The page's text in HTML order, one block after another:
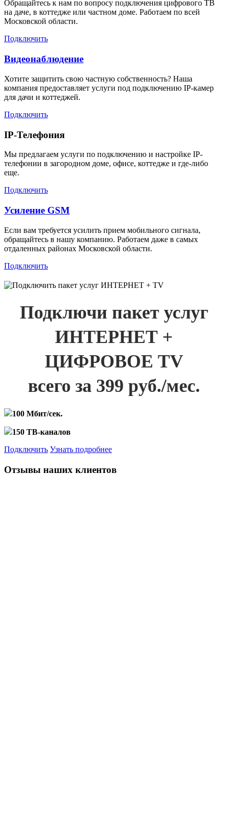
Обращайтесь к нам по вопросу подключения цифрового ТВ
на даче, в коттедже или частном доме. Работаем по всей
Московской области.
Подключить
Видеонаблюдение
Хотите защитить свою частную собственность? Наша
компания предоставляет услуги под подключению IP-камер
для дачи и коттеджей.
Подключить
IP-Телефония
Мы предлагаем услуги по подключению и настройке IP-
телефонии в загородном доме, офисе, коттедже и где-либо
еще.
Подключить
Усиление GSM
Если вам требуется усилить прием мобильного сигнала,
обращайтесь в нашу компанию. Работаем даже в самых
отдаленных районах Московской области.
Подключить
Подключи пакет услуг
ИНТЕРНЕТ +
ЦИФРОВОЕ TV
всего за 399 руб./мес.
100 Мбит/сек.
150 ТВ-каналов
Подключить Узнать подробнее
Отзывы наших клиентов